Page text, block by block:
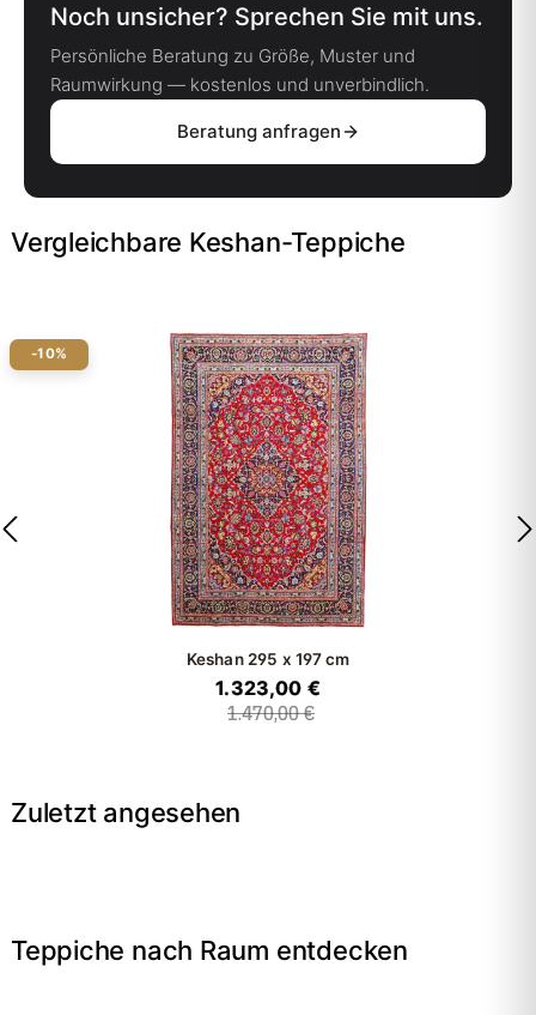
Noch unsicher? Sprechen Sie mit uns.
Persönliche Beratung zu Größe, Muster und
Raumwirkung — kostenlos und unverbindlich.
Beratung anfragen
Vergleichbare Keshan-Teppiche
-10%
Keshan 295 x 197 cm
1.323,00 €
1.470,00 €
Zuletzt angesehen
Teppiche nach Raum entdecken
Wohnzimmer